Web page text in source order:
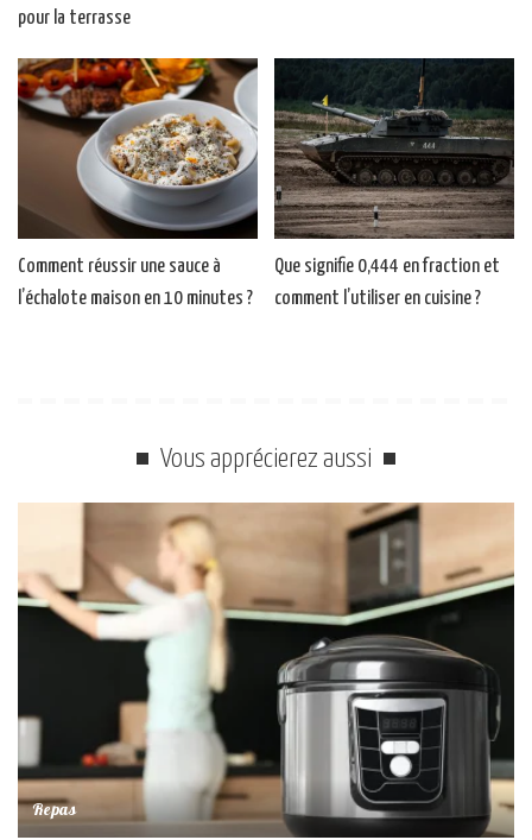
pour la terrasse
Comment réussir une sauce à
l’échalote maison en 10 minutes ?
Que signifie 0,444 en fraction et
comment l’utiliser en cuisine ?
Vous apprécierez aussi
Repas